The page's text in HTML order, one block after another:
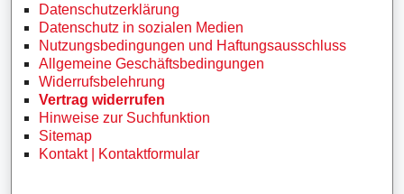
Datenschutzerklärung
Datenschutz in sozialen Medien
Nutzungsbedingungen und Haftungsausschluss
Allgemeine Geschäftsbedingungen
Widerrufsbelehrung
Vertrag widerrufen
Hinweise zur Suchfunktion
Sitemap
Kontakt | Kontaktformular